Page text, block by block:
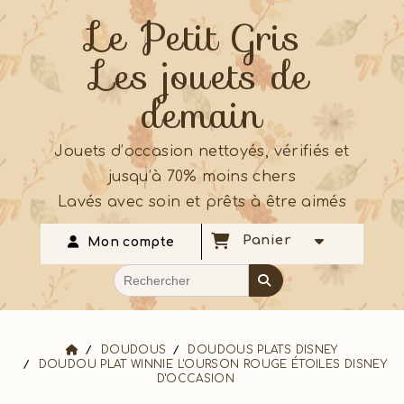
Le Petit Gris
Les jouets de
demain
Jouets d’occasion nettoyés, vérifiés et
jusqu’à 70% moins chers
Lavés avec soin et prêts à être aimés
Mon compte Panier
DOUDOUS
DOUDOUS PLATS DISNEY
DOUDOU PLAT WINNIE L'OURSON ROUGE ÉTOILES DISNEY
D'OCCASION